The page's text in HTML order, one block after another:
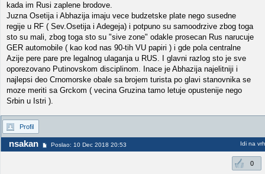
kada im Rusi zaplene brodove.
Juzna Osetija i Abhazija imaju vece budzetske plate nego susedne
regije u RF ( Sev.Osetija i Adegeja) i potpuno su samoodrzive zbog toga
sto su mali, zbog toga sto su "sive zone" odakle prosecan Rus narucuje
GER automobile ( kao kod nas 90-tih VU papiri ) i gde pola centralne
Azije pere pare pre legalnog ulaganja u RUS. I glavni razlog sto je sve
oporezovano Putinovskom disciplinom. Inace je Abhazija najelitniji i
najlepsi deo Crnomorske obale sa brojem turista po glavi stanovnika se
moze meriti sa Grckom ( vecina Gruzina tamo letuje opustenije nego
Srbin u Istri ).
Profil
nsakan Poslao: 10 Dec 2018 20:53 Idi na vrh
0